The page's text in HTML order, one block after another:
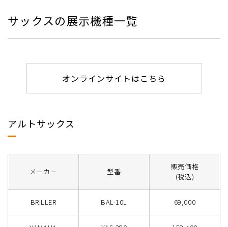
サックスの展示機種一覧
オンラインサイトはこちら
アルトサックス
メーカー 型番
販売価格
(税込)
BRILLER BAL-10L 69,000